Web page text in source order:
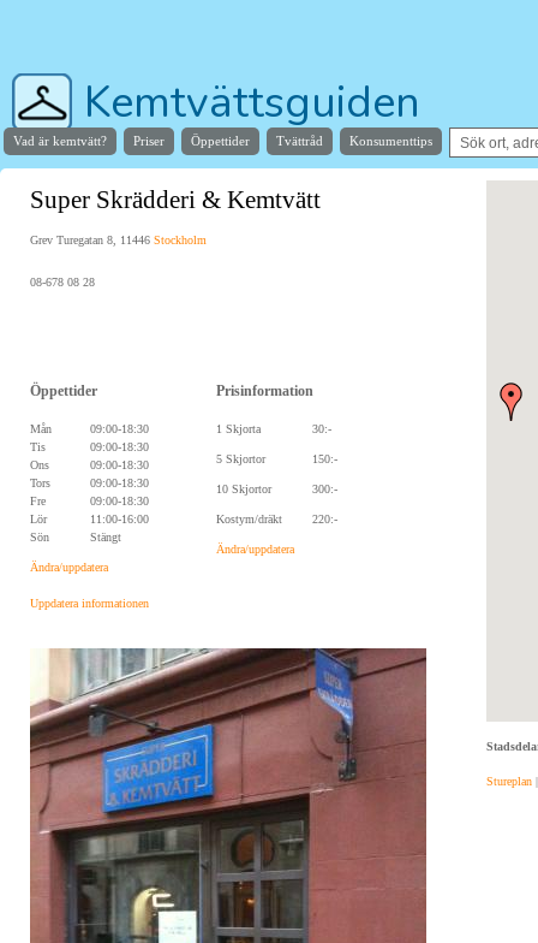
Kemtvättsguiden
Hjälper dig hitta stans bästa kemtvätt
Vad är kemtvätt? Priser Öppettider Tvättråd Konsumenttips
Super Skrädderi & Kemtvätt
Grev Turegatan 8, 11446 Stockholm
08-678 08 28
Öppettider
Mån
09:00-18:30
Tis
09:00-18:30
Ons
09:00-18:30
Tors
09:00-18:30
Fre
09:00-18:30
Lör
11:00-16:00
Sön
Stängt
Ändra/uppdatera
Prisinformation
1 Skjorta 30:-
5 Skjortor 150:-
10 Skjortor 300:-
Kostym/dräkt 220:-
Ändra/uppdatera
Uppdatera informationen
Stureplan |